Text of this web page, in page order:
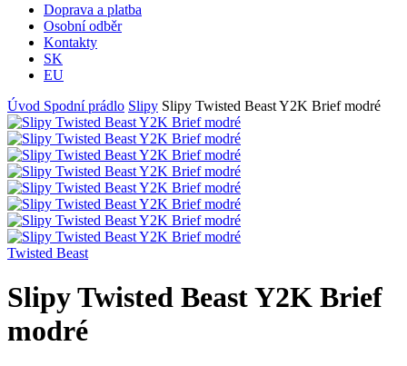
Doprava a platba
Osobní odběr
Kontakty
SK
EU
Úvod Spodní prádlo Slipy Slipy Twisted Beast Y2K Brief modré
Twisted Beast
Slipy Twisted Beast Y2K Brief
modré